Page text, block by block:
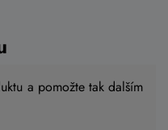
a pomožte tak dalším